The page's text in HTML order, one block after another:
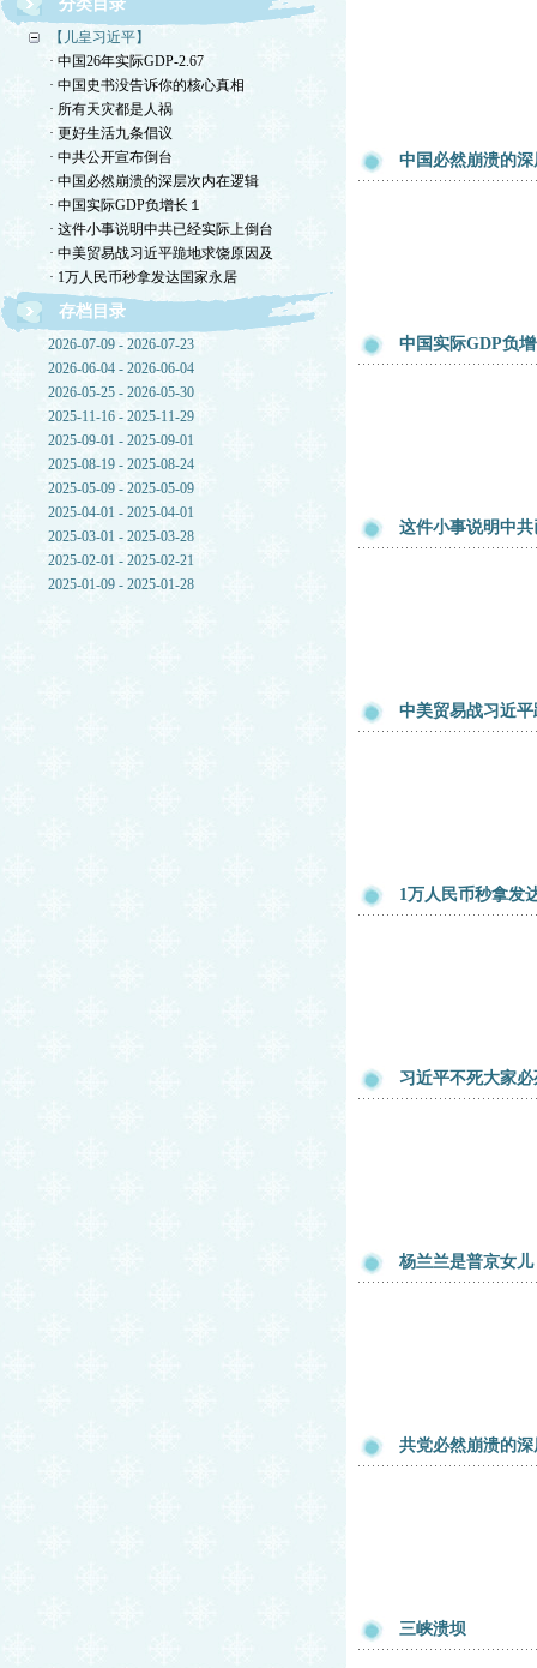
分类目录
【儿皇习近平】
· 中国26年实际GDP-2.67
· 中国史书没告诉你的核心真相
· 所有天灾都是人祸
· 更好生活九条倡议
· 中共公开宣布倒台
· 中国必然崩溃的深层次内在逻辑
· 中国实际GDP负增长１
· 这件小事说明中共已经实际上倒台
· 中美贸易战习近平跪地求饶原因及
· 1万人民币秒拿发达国家永居
存档目录
2026-07-09 - 2026-07-23
2026-06-04 - 2026-06-04
2026-05-25 - 2026-05-30
2025-11-16 - 2025-11-29
2025-09-01 - 2025-09-01
2025-08-19 - 2025-08-24
2025-05-09 - 2025-05-09
2025-04-01 - 2025-04-01
2025-03-01 - 2025-03-28
2025-02-01 - 2025-02-21
2025-01-09 - 2025-01-28
中国必然崩溃的
中国实际GDP负
这件小事说明中
中美贸易战习近
1万人民币秒拿发
习近平不死大家必
杨兰兰是普京女儿
共党必然崩溃的
三峡溃坝